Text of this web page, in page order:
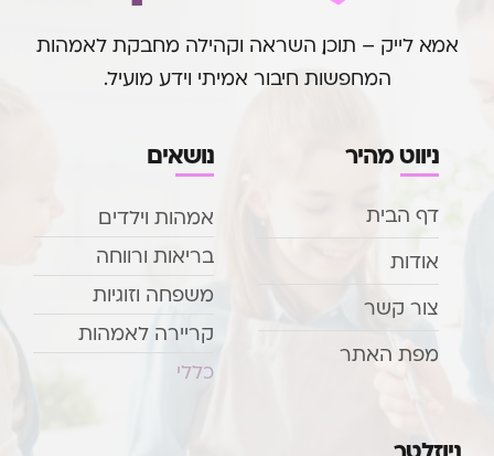
אמא לייק – תוכן, השראה וקהילה מחבקת לאמהות
המחפשות חיבור אמיתי וידע מועיל.
ניווט מהיר
דף הבית
אודות
צור קשר
מפת האתר
נושאים
אמהות וילדים
בריאות ורווחה
משפחה וזוגיות
קריירה לאמהות
כללי